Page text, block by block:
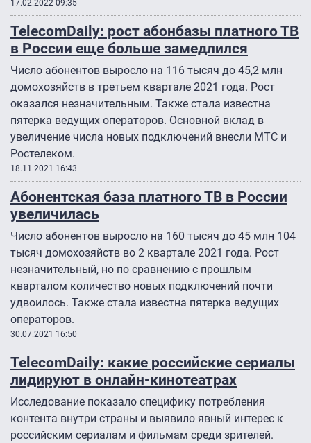
17.02.2022 09:35
TelecomDaily: рост абонбазы платного ТВ
в России еще больше замедлился
Число абонентов выросло на 116 тысяч до 45,2 млн
домохозяйств в третьем квартале 2021 года. Рост
оказался незначительным. Также стала известна
пятерка ведущих операторов. Основной вклад в
увеличение числа новых подключений внесли МТС и
Ростелеком.
18.11.2021 16:43
Абонентская база платного ТВ в России
увеличилась
Число абонентов выросло на 160 тысяч до 45 млн 104
тысяч домохозяйств во 2 квартале 2021 года. Рост
незначительный, но по сравнению с прошлым
кварталом количество новых подключений почти
удвоилось. Также стала известна пятерка ведущих
операторов.
30.07.2021 16:50
TelecomDaily: какие российские сериалы
лидируют в онлайн-кинотеатрах
Исследование показало специфику потребления
контента внутри страны и выявило явный интерес к
российским сериалам и фильмам среди зрителей.